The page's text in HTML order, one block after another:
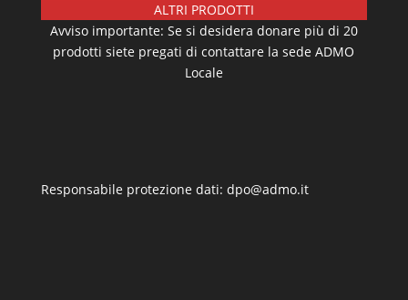
ALTRI PRODOTTI
Avviso importante: Se si desidera donare più di 20
prodotti siete pregati di contattare la sede ADMO
Locale
Responsabile protezione dati: dpo@admo.it